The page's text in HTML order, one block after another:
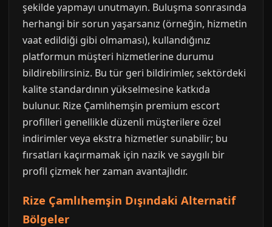
şekilde yapmayı unutmayın. Buluşma sonrasında
herhangi bir sorun yaşarsanız (örneğin, hizmetin
vaat edildiği gibi olmaması), kullandığınız
platformun müşteri hizmetlerine durumu
bildirebilirsiniz. Bu tür geri bildirimler, sektördeki
kalite standardının yükselmesine katkıda
bulunur. Rize Çamlıhemşin premium escort
profilleri genellikle düzenli müşterilere özel
indirimler veya ekstra hizmetler sunabilir; bu
fırsatları kaçırmamak için nazik ve saygılı bir
profil çizmek her zaman avantajlıdır.
Rize Çamlıhemşin Dışındaki Alternatif
Bölgeler